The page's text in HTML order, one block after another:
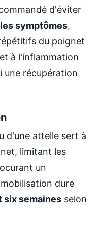
d'éviter
symptômes,
du poignet
à l'inflammation
une récupération
d'une attelle sert à
limitant les
un
dure
six semaines selon